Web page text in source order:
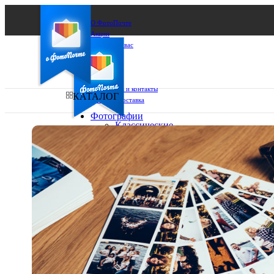
О ФотоПочте
Акции
Сделаем за вас
Бизнесу
FAQ
Франшиза
Поддержка и контакты
Оплата и доставка
Ваш город:
Ваш регион доставки
Выберите из списка:
КАТАЛОГ
Фотографии
Классические
фото
10х10
10х15
13х18
15х15
15х20
20х20
20х30
30х30
30х40
А4
Фото
в